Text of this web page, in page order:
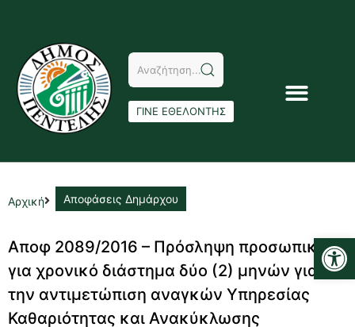
ΓΙΝΕ ΕΘΕΛΟΝΤΗΣ
Αρχική Αποφάσεις Δημάρχου
Αποφ 2089/2016 – Πρόσληψη προσωπικού
για χρονικό διάστημα δύο (2) μηνών για
την αντιμετώπιση αναγκών Υπηρεσίας
Καθαριότητας και Ανακύκλωσης